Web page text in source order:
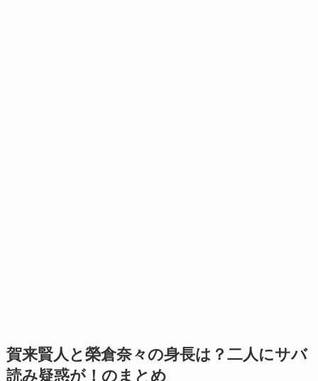
賀来賢人と榮倉奈々の身長は？二人にサバ
読み疑惑が！のまとめ